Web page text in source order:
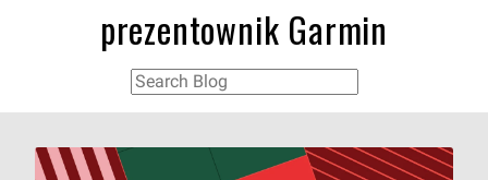
prezentownik Garmin